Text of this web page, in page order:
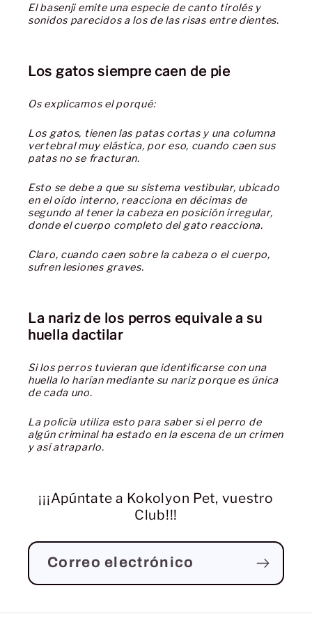
El basenji emite una especie de canto tirolés y
sonidos parecidos a los de las risas entre dientes.
Los gatos siempre caen de pie
Os explicamos el porqué:
Los gatos, tienen las patas cortas y una columna
vertebral muy elástica, por eso, cuando caen sus
patas no se fracturan.
Esto se debe a que su sistema vestibular, ubicado
en el oído interno, reacciona en décimas de
segundo al tener la cabeza en posición irregular,
donde el cuerpo completo del gato reacciona.
Claro, cuando caen sobre la cabeza o el cuerpo,
sufren lesiones graves.
La nariz de los perros equivale a su
huella dactilar
Si los perros tuvieran que identificarse con una
huella lo harían mediante su nariz porque es única
de cada uno.
La policía utiliza esto para saber si el perro de
algún criminal ha estado en la escena de un crimen
y así atraparlo.
¡¡¡Apúntate a Kokolyon Pet, vuestro
Club!!!
Correo electrónico